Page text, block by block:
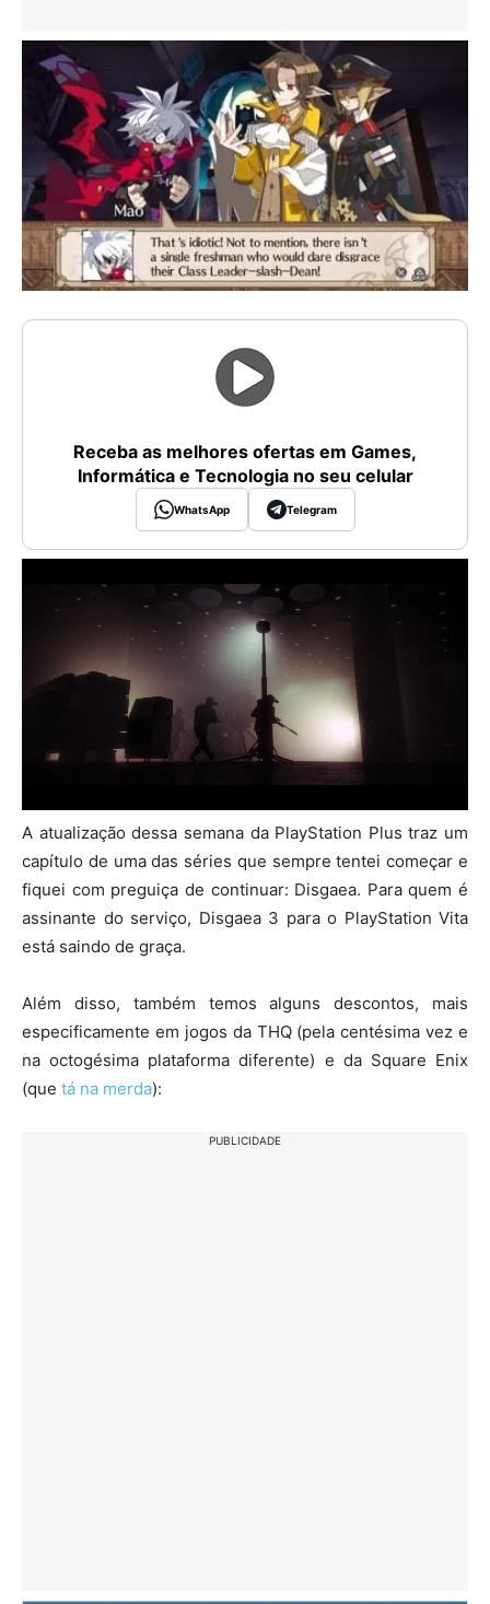
Receba as melhores ofertas em Games,
Informática e Tecnologia no seu celular
WhatsApp Telegram
A atualização dessa semana da PlayStation Plus traz um
capítulo de uma das séries que sempre tentei começar e
fiquei com preguiça de continuar: Disgaea. Para quem é
assinante do serviço, Disgaea 3 para o PlayStation Vita
está saindo de graça.
Além disso, também temos alguns descontos, mais
especificamente em jogos da THQ (pela centésima vez e
na octogésima plataforma diferente) e da Square Enix
(que tá na merda):
PUBLICIDADE